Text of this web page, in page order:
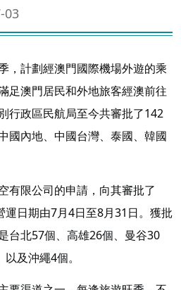
03
，計劃經澳門國際機場外遊的乘
足澳門居民和外地旅客經澳前往
行政區民航局至今共審批了142
國內地、中國台灣、泰國、韓國
有限公司的申請，向其審批了
運日期由7月4日至8月31日。獲批
台北57個、高雄26個、曼谷30
及沖繩4個。